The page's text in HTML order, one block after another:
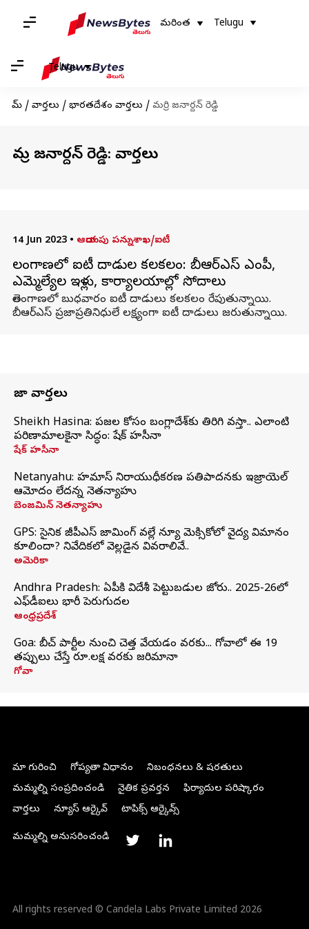
మరింత Telugu
Telugu
హోమ్ / వార్తలు / భారతదేశం వార్తలు / మర్రి జనార్దన్ రెడ్డి
మర్రి జనార్దన్ రెడ్డి: వార్తలు
14 Jun 2023 • ఆదాయపు పన్నుశాఖ/ఐటీ
తెలంగాణలో ఐటీ దాడుల కలకలం: బీఆర్ఎస్ ఎంపీ,
ఎమ్మెల్యేల ఇళ్లు, కార్యాలయాల్లో సోదాలు
తెలంగాణలో బుధవారం ఐటీ దాడులు కలకలం రేపుతున్నాయి.
బీఆర్ఎస్ ప్రజాప్రతినిధులే లక్ష్యంగా ఐటీ దాడులు జరుతున్నాయి.
తాజా వార్తలు
Sheikh Hasina: ప్రజల కోసం బంగ్లాదేశ్‌కు తిరిగి వస్తా.. ఎలాంటి
పరిణామాలకైనా సిద్ధం: షేక్ హసీనా
షేక్ హసీనా
Netanyahu: హమాస్ నిరాయుధీకరణ ప్రతిపాదనకు ఇజ్రాయెల్
ఆమోదం లేదన్న నెతన్యాహు
బెంజమిన్ నెతన్యాహు
GPS: సైనిక జీపీఎస్ జామింగ్ వల్లే న్యూ మెక్సికోలో వైద్య విమానం
కూలిందా? నివేదికలో వెల్లడైన వివరాలివే..
అమెరికా
Andhra Pradesh: ఏపీకి విదేశీ పెట్టుబడుల జోరు.. 2025-26లో
ఎఫ్‌డీఐలు భారీ పెరుగుదల
ఆంధ్రప్రదేశ్
Goa: బీచ్ పార్టీల నుంచి చెత్త వేయడం వరకు... గోవాలో ఈ 19
తప్పులు చేస్తే రూ.లక్ష వరకు జరిమానా
గోవా
మా గురించి గోప్యతా విధానం
నిబంధనలు & షరతులు
మమ్మల్ని సంప్రదించండి
నైతిక ప్రవర్తన
ఫిర్యాదుల పరిష్కారం
వార్తలు
న్యూస్ ఆర్కైవ్ టాపిక్స్ ఆర్కైవ్స్
మమ్మల్ని అనుసరించండి
All rights reserved © Candela Labs Private Limited 2026